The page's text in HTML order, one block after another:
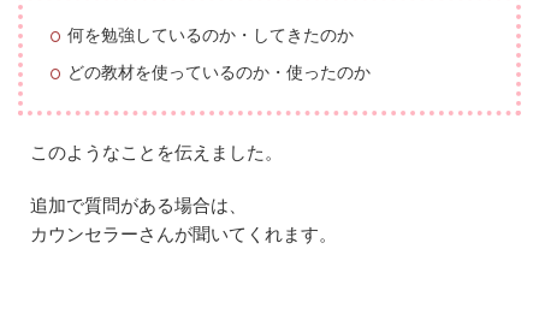
何を勉強しているのか・してきたのか
どの教材を使っているのか・使ったのか
このようなことを伝えました。
追加で質問がある場合は、
カウンセラーさんが聞いてくれます。